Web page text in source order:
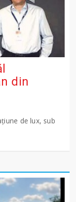
din
de lux, sub